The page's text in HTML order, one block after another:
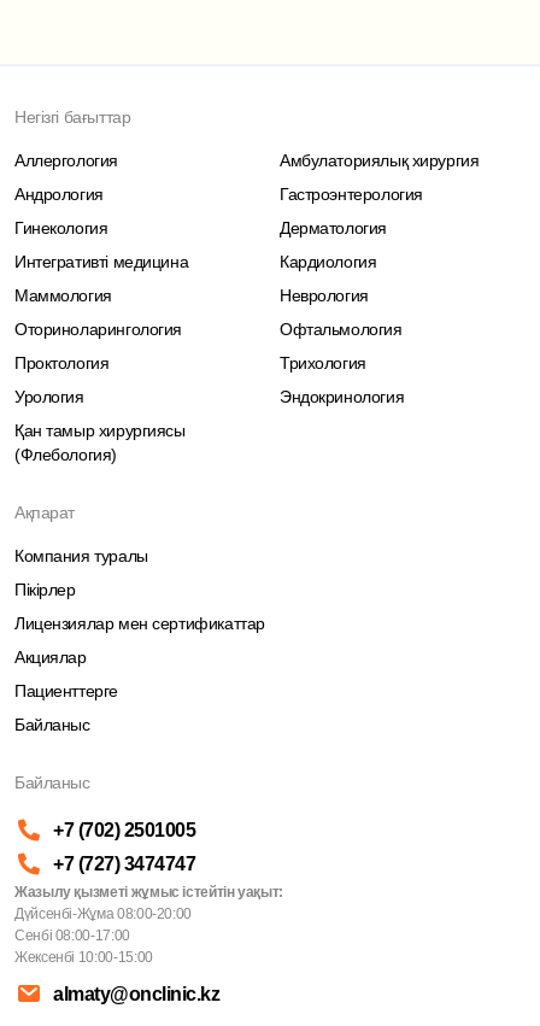
Негізгі бағыттар
Аллергология
Амбулаториялық хирургия
Андрология
Гастроэнтерология
Гинекология
Дерматология
Интегративті медицина
Кардиология
Маммология
Неврология
Оториноларингология
Офтальмология
Проктология
Трихология
Урология
Эндокринология
Қан тамыр хирургиясы
(Флебология)
Ақпарат
Компания туралы
Пікірлер
Лицензиялар мен сертификаттар
Акциялар
Пациенттерге
Байланыс
Байланыс
+7 (702) 2501005
+7 (727) 3474747
Жазылу қызметі жұмыс істейтін уақыт:
Дүйсенбі-Жұма 08:00-20:00
Сенбі 08:00-17:00
Жексенбі 10:00-15:00
almaty@onclinic.kz